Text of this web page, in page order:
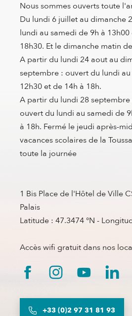
Nous sommes ouverts toute
Du lundi 6 juillet au dimanche
lundi au samedi de 9h à
18h30. Et le dimanche matin
A partir du lundi 24 aout au
septembre : ouvert du lundi
12h30 et de 14h à 18h.
A partir du lundi 28
ouvert du lundi au samedi de
à 18h. Fermé le jeudi après-
vacances scolaires de la
toute la journée
1 Bis Place de l'Hôtel de Ville
Palais
Latitude : 47.3474 °N -
Accès wifi gratuit dans nos
+33 (0)2 97 31 81 93